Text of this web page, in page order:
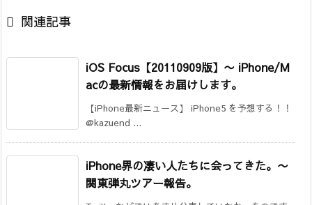
 関連記事
iOS Focus【20110909版】 〜 iPhone/M
acの最新情報をお届けします。
【iPhone最新ニュース】 iPhone5 を予想する！！
@kazuend ...
iPhone界の凄い人たちに会ってきた。 〜
関東弾丸ツアー報告。